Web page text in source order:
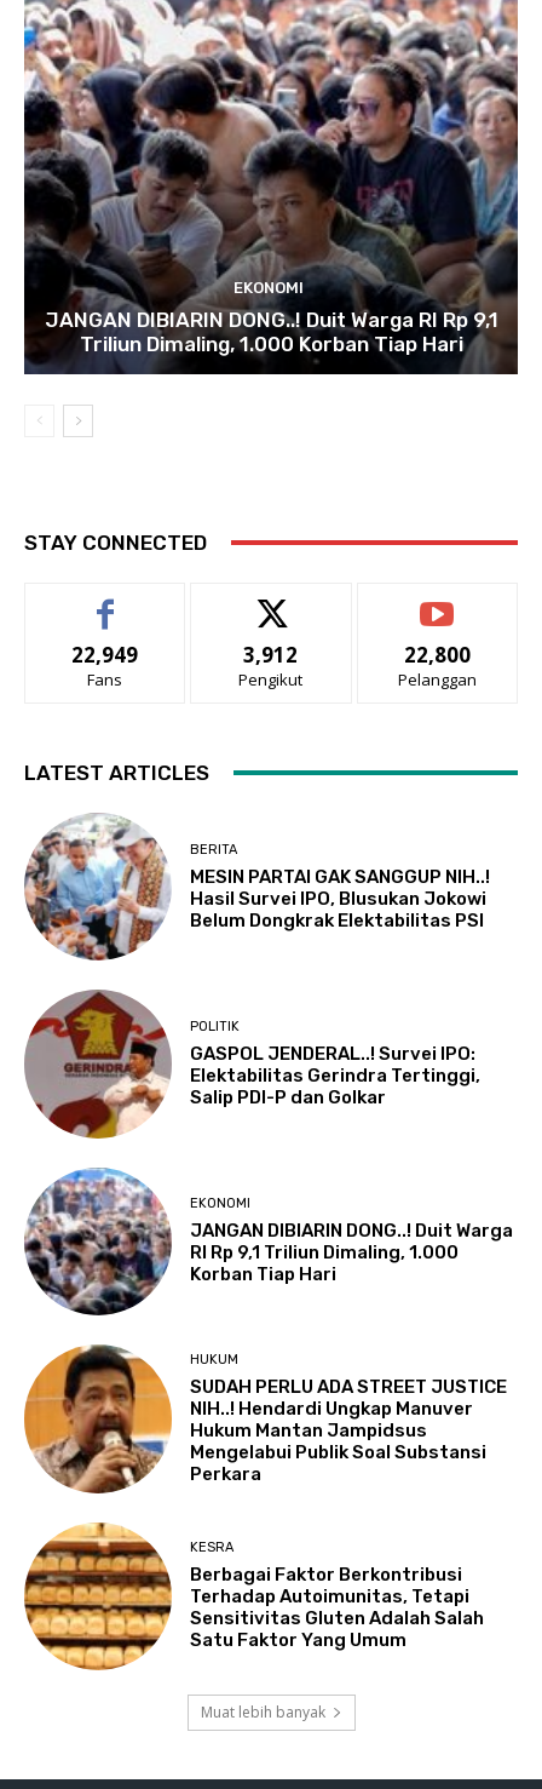
EKONOMI
JANGAN DIBIARIN DONG..! Duit Warga RI Rp 9,1
Triliun Dimaling, 1.000 Korban Tiap Hari
STAY CONNECTED
22,949
Fans
3,912
Pengikut
22,800
Pelanggan
LATEST ARTICLES
BERITA
MESIN PARTAI GAK SANGGUP NIH..!
Hasil Survei IPO, Blusukan Jokowi
Belum Dongkrak Elektabilitas PSI
POLITIK
GASPOL JENDERAL..! Survei IPO:
Elektabilitas Gerindra Tertinggi,
Salip PDI-P dan Golkar
EKONOMI
JANGAN DIBIARIN DONG..! Duit Warga
RI Rp 9,1 Triliun Dimaling, 1.000
Korban Tiap Hari
HUKUM
SUDAH PERLU ADA STREET JUSTICE
NIH..! Hendardi Ungkap Manuver
Hukum Mantan Jampidsus
Mengelabui Publik Soal Substansi
Perkara
KESRA
Berbagai Faktor Berkontribusi
Terhadap Autoimunitas, Tetapi
Sensitivitas Gluten Adalah Salah
Satu Faktor Yang Umum
Muat lebih banyak